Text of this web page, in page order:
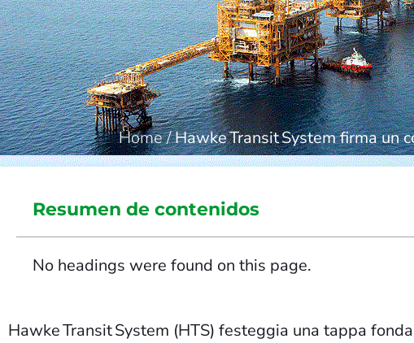
Home/Hawke Transit System firma un
Resumen de contenidos
No headings were found on this page.
Hawke Transit System (HTS) festeggia una tappa